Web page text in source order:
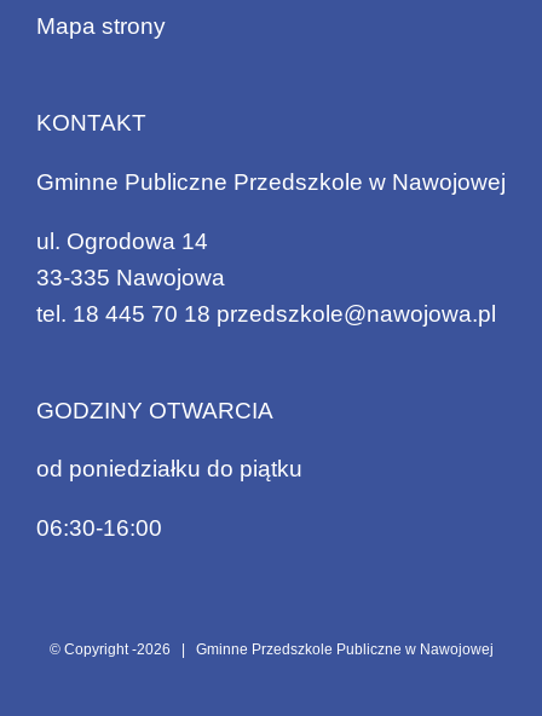
Mapa strony
KONTAKT
Gminne Publiczne Przedszkole w Nawojowej
ul. Ogrodowa 14
33-335 Nawojowa
tel. 18 445 70 18 przedszkole@nawojowa.pl
GODZINY OTWARCIA
od poniedziałku do piątku
06:30-16:00
© Copyright -2026 | Gminne Przedszkole Publiczne w Nawojowej